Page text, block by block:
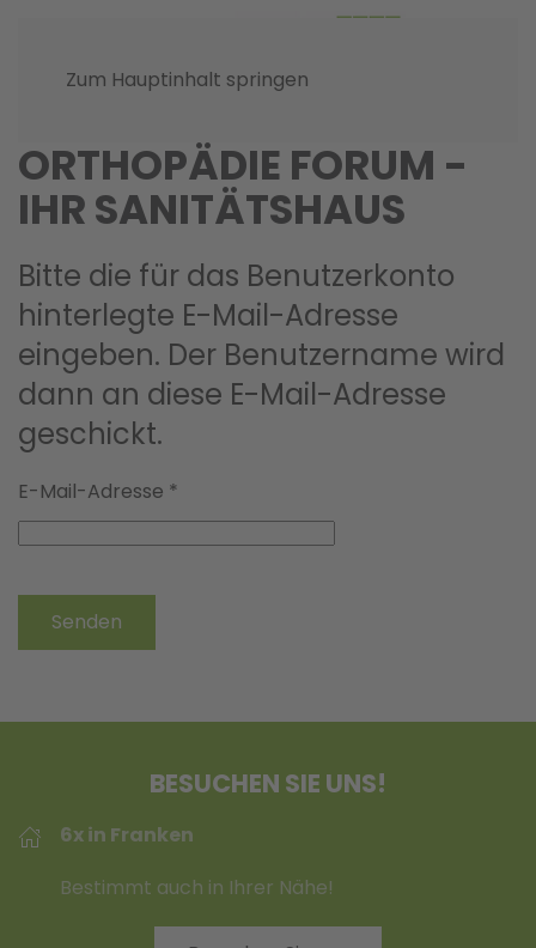
Zum Hauptinhalt springen
ORTHOPÄDIE FORUM -
IHR SANITÄTSHAUS
Bitte die für das Benutzerkonto
hinterlegte E-Mail-Adresse
eingeben. Der Benutzername wird
dann an diese E-Mail-Adresse
geschickt.
E-Mail-Adresse *
Senden
BESUCHEN SIE UNS!
6x in Franken
Bestimmt auch in Ihrer Nähe!